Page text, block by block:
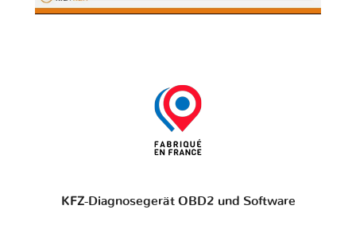
KFZ-Diagnosegerät OBD2 und Software